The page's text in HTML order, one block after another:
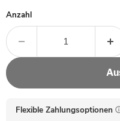
Anzahl
Flexible Zahlungsoptionen